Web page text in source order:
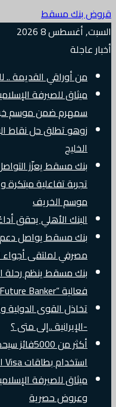
قروض بنك مسقط
السبت, أغسطس 8 2026
أخبار عاجلة
من أوراقي القديمة ..
ميثاق للصيرفة
سمهرم ضمن موسم خريف
الخليج
بنك مسقط يعزّز
تجربة تفاعلية
موسم الخريف
البنك الأهلي يحقق
بنك مسقط يواصل دعم
مصرفي لملتقى أجواء
بنك مسقط ينظم رحلة
فعالية “Future Banker”
تخاذل القوى الدولية
-الإيرانية ..إلى متى ؟
استخدام بطاقات Visa الائتمانية دوليًا
ميثاق للصيرفة
وعروض حصرية